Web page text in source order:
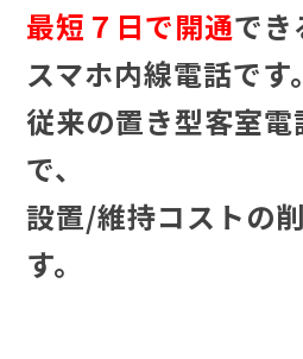
最短７日で開通でき
スマホ内線電話です。
従来の置き型客室
で、
設置/維持コストの
す。